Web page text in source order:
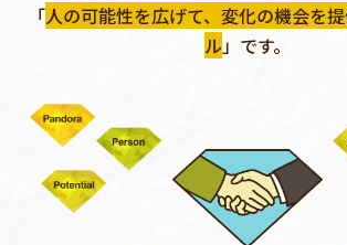
「人の可能性を広げて、変化の機会を
ル」です。